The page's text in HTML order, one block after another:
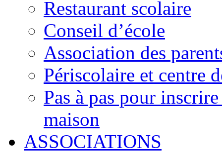
Restaurant scolaire
Conseil d’école
Association des
Périscolaire et centre
Pas à pas pour
maison
ASSOCIATIONS